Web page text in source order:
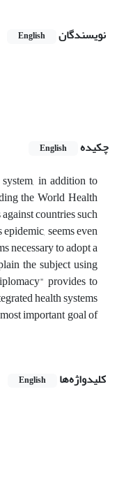
نویسندگان English
چکیده
English
in addition to
the World Health
countries such
seems even
necessary to adopt a
the subject using
provides to
health systems
important goal of
کلیدواژه‌ها English